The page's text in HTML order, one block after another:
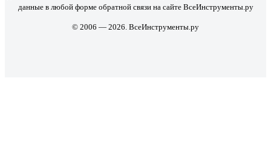
данные в любой форме обратной связи на сайте ВсеИнструменты.ру
© 2006 — 2026. ВсеИнструменты.ру